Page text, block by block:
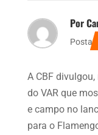
Por
A CBF
do VAR que
e campo no
para o